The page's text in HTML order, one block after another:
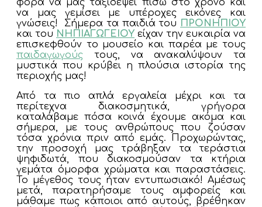
φορά να μας ταξιδέψει πίσω στο χρόνο και
να μας γεμίσει με υπέροχες εικόνες και
γνώσεις! Σήμερα τα παιδιά του ΠΡΟΝΗΠΙΟΥ
και του ΝΗΠΙΑΓΩΓΕΙΟΥ είχαν την ευκαιρία να
επισκεφθούν το μουσείο και παρέα με τους
παιδαγωγούς τους, να ανακαλύψουν τα
μυστικά που κρύβει η πλούσια ιστορία της
περιοχής μας!
Από τα πιο απλά εργαλεία μέχρι και τα
περίτεχνα διακοσμητικά, γρήγορα
καταλάβαμε πόσα κοινά έχουμε ακόμα και
σήμερα, με τους ανθρώπους που ζούσαν
τόσα χρόνια πριν από εμάς. Προχωρώντας,
την προσοχή μας τράβηξαν τα τεράστια
ψηφιδωτά, που διακοσμούσαν τα κτήρια
γεμάτα όμορφα χρώματα και παραστάσεις.
Το μέγεθος τους ήταν εντυπωσιακό! Αμέσως
μετά, παρατηρήσαμε τους αμφορείς και
μάθαμε πως κάποιοι από αυτούς, βρέθηκαν